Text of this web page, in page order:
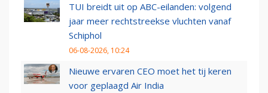
TUI breidt uit op ABC-eilanden: volgend
jaar meer rechtstreekse vluchten vanaf
Schiphol
06-08-2026, 10:24
Nieuwe ervaren CEO moet het tij keren
voor geplaagd Air India